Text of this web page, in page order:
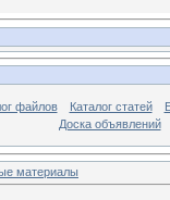
файлов Каталог статей
Доска объявлений
материалы